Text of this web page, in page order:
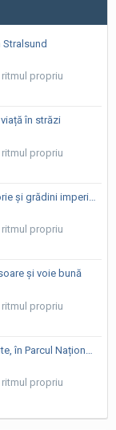
Stralsund
propriu
în străzi
propriu
propriu
și voie bună
propriu
propriu